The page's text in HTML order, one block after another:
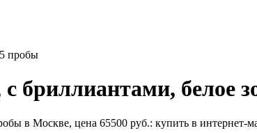
пробы
бриллиантами, белое